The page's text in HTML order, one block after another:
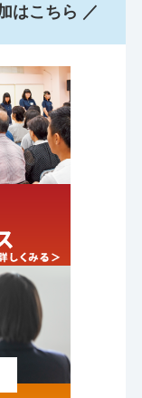
はこちら ／